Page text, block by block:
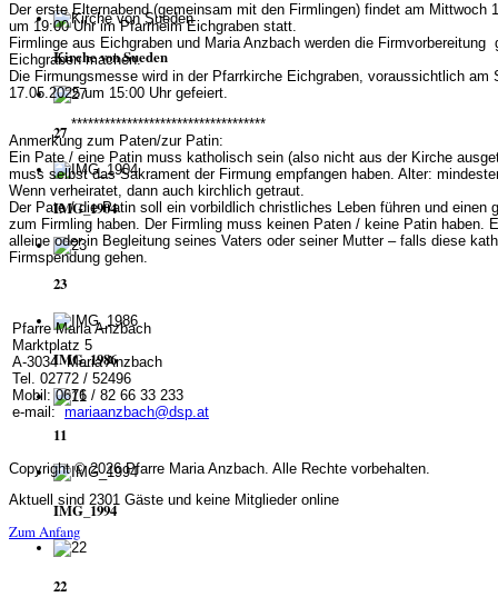
Kirche von Sueden
27
IMG_1904
23
IMG_1986
11
IMG_1994
22
Der erste Elternabend (gemeinsam mit den Firmlingen) findet am Mittwoch
um 19:00 Uhr im Pfarrheim Eichgraben statt.
Firmlinge aus Eichgraben und Maria Anzbach werden die Firmvorbereitung
Eichgraben machen.
Die Firmungsmesse wird in der Pfarrkirche Eichgraben, voraussichtlich am
17.05.2025 um 15:00 Uhr gefeiert.
***********************************
Anmerkung zum Paten/zur Patin:
Ein Pate / eine Patin muss katholisch sein (also nicht aus der Kirche
muss selbst das Sakrament der Firmung empfangen haben. Alter:
Wenn verheiratet, dann auch kirchlich getraut.
Der Pate / die Patin soll ein vorbildlich christliches Leben führen und einen
zum Firmling haben. Der Firmling muss keinen Paten / keine Patin haben.
alleine oder in Begleitung seines Vaters oder seiner Mutter – falls diese
Firmspendung gehen.
Pfarre Maria Anzbach
Marktplatz 5
A-3034 Maria Anzbach
Tel. 02772 / 52496
Mobil: 0676 / 82 66 33 233
e-mail: mariaanzbach@dsp.at
Copyright © 2026 Pfarre Maria Anzbach. Alle Rechte vorbehalten.
Aktuell sind 2301 Gäste und keine Mitglieder online
Zum Anfang